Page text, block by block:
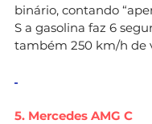
binário, contando
S a gasolina faz 6
também 250 km/h de
5. Mercedes AMG C